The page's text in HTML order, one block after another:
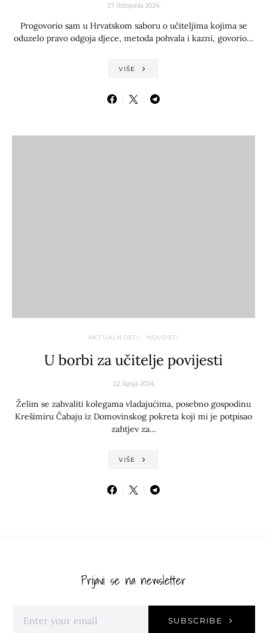
27. listopada 2024.
Progovorio sam u Hrvatskom saboru o učiteljima kojima se
oduzelo pravo odgoja djece, metoda pohvala i kazni, govorio…
VIŠE
AKTUALNOSTI NOVOSTI
U borbi za učitelje povijesti
12. lipnja 2024.
Želim se zahvaliti kolegama vladajućima, posebno gospodinu
Krešimiru Čabaju iz Domovinskog pokreta koji mi je potpisao
zahtjev za…
VIŠE
Prijavi se na newsletter
SUBSCRIBE